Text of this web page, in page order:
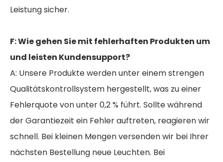
Leistung sicher.
F: Wie gehen Sie mit fehlerhaften Produkten um
und leisten Kundensupport?
A: Unsere Produkte werden unter einem strengen
Qualitätskontrollsystem hergestellt, was zu einer
Fehlerquote von unter 0,2 % führt. Sollte während
der Garantiezeit ein Fehler auftreten, reagieren wir
schnell. Bei kleinen Mengen versenden wir bei Ihrer
nächsten Bestellung neue Leuchten. Bei